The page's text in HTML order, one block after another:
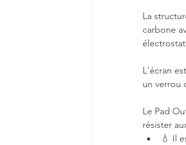
La
carbone
L'écran
un verrou
Le Pad
résister
💧 Il